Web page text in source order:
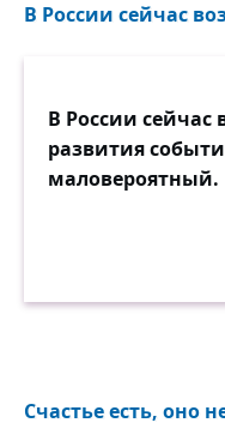
В России сейчас
В России
развития
маловероятный.
Счастье есть, оно